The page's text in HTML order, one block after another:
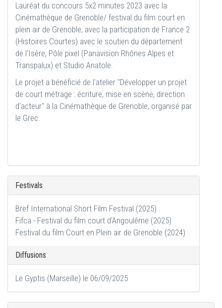
Lauréat du concours 5x2 minutes 2023 avec la
Cinémathèque de Grenoble/ festival du film court en
plein air de Grenoble, avec la participation de France 2
(Histoires Courtes) avec le soutien du département
de l'Isère, Pôle pixel (Panavision Rhônes Alpes et
Transpalux) et Studio Anatole.
Le projet a bénéficié de l'atelier "Développer un projet
de court métrage : écriture, mise en scène, direction
d'acteur" à la Cinémathèque de Grenoble, organisé par
le Grec.
Festivals
Bref International Short Film Festival (2025)
Fifca - Festival du film court d'Angoulême (2025)
Festival du film Court en Plein air de Grenoble (2024)
Diffusions
Le Gyptis (Marseille) le 06/09/2025